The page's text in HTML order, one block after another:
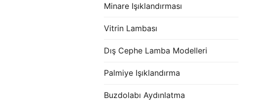
Minare Işıklandırması
Vitrin Lambası
Dış Cephe Lamba Modelleri
Palmiye Işıklandırma
Buzdolabı Aydınlatma